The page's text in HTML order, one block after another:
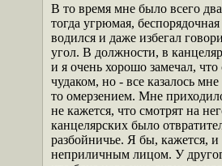
В то время мне было всего
тогда угрюмая,
водился и даже избегал
угол. В должности, в
и я очень хорошо замечал,
чудаком, но - все казалось
то омерзением. Мне
не кажется, что смотрят на
канцелярских было
разбойничье. Я бы, кажется, и
неприличным лицом. У